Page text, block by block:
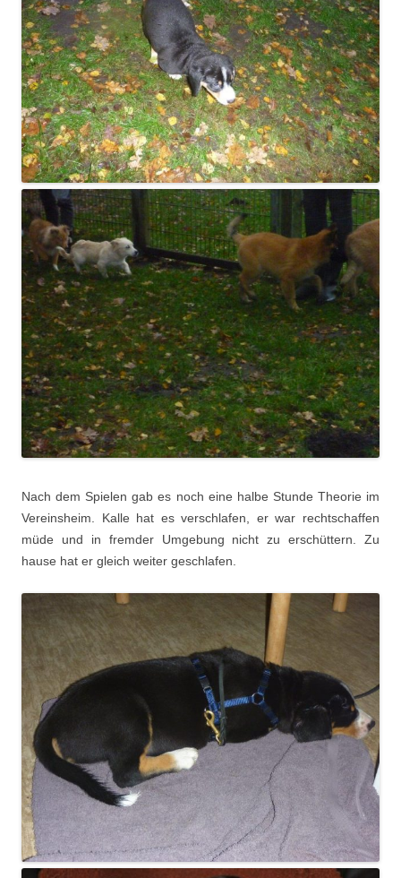
Nach dem Spielen gab es noch eine halbe Stunde Theorie im
Vereinsheim. Kalle hat es verschlafen, er war rechtschaffen
müde und in fremder Umgebung nicht zu erschüttern. Zu
hause hat er gleich weiter geschlafen.